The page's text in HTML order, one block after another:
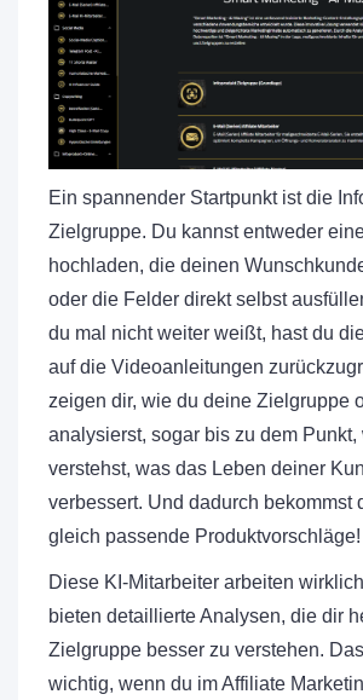
Ein spannender Startpunkt ist die
Zielgruppe. Du kannst entweder
hochladen, die deinen
oder die Felder direkt selbst
du mal nicht weiter weißt, hast du
auf die Videoanleitungen
zeigen dir, wie du deine Zielgruppe
analysierst, sogar bis zu dem Punkt,
verstehst, was das Leben deiner
verbessert. Und dadurch bekommst
gleich passende
Diese KI-Mitarbeiter arbeiten
bieten detaillierte Analysen, die dir
Zielgruppe besser zu verstehen.
wichtig, wenn du im Affiliate